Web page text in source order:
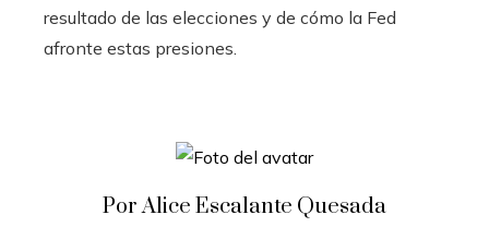
resultado de las elecciones y de cómo la Fed
afronte estas presiones.
Por Alice Escalante Quesada